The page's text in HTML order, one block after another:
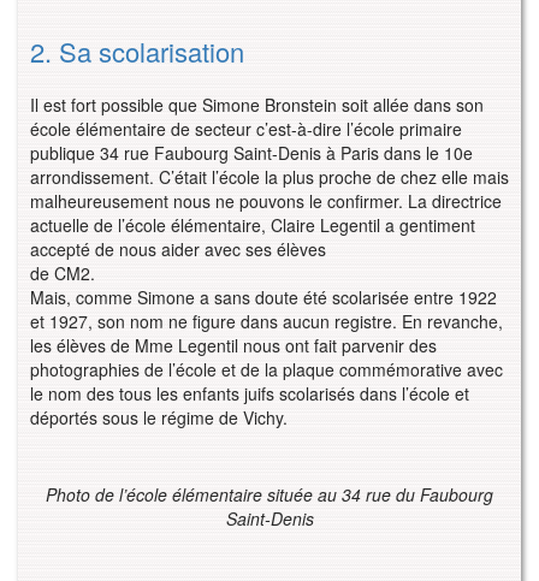
2. Sa scolarisation
Il est fort possible que Simone Bronstein soit allée dans son
école élémentaire de secteur c’est-à-dire l’école primaire
publique 34 rue Faubourg Saint-Denis à Paris dans le 10e
arrondissement. C’était l’école la plus proche de chez elle mais
malheureusement nous ne pouvons le confirmer. La directrice
actuelle de l’école élémentaire, Claire Legentil a gentiment
accepté de nous aider avec ses élèves
de CM2.
Mais, comme Simone a sans doute été scolarisée entre 1922
et 1927, son nom ne figure dans aucun registre. En revanche,
les élèves de Mme Legentil nous ont fait parvenir des
photographies de l’école et de la plaque commémorative avec
le nom des tous les enfants juifs scolarisés dans l’école et
déportés sous le régime de Vichy.
Photo de l’école élémentaire située au 34 rue du Faubourg
Saint-Denis